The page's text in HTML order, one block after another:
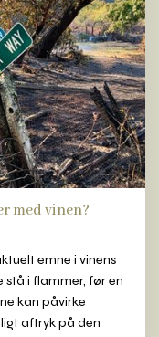
med vinen?
emne i vinens
stå i flammer, før en
kan påvirke
aftryk på den